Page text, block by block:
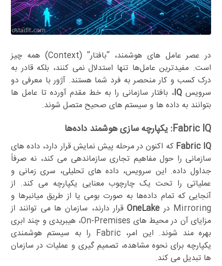
در عصر عامل های هوشمند، “بافتار” (Context) همه چیز
است. مفیدترین عامل‌ها تنها استدلال نمی کنند، بلکه قادر به
درک کسب و کار منحصر به فرد شما هستند. آژور با معرفی دو
سرویس IQ، بافتار سازمانی را به خط مقدم آورده تا عامل ها
بتوانند به داده ها و سیستم های صحیح متصل شوند.
Fabric IQ: یکپارچه سازی هوشمند داده‌ها
Fabric IQ که اکنون در مرحله پیش نمایش قرار دارد، داده های
سازمانی را حول مفاهیم تجاری سازماندهی می کند، نه صرفاً
جداول داده. این سرویس، داده های تحلیلی، سری زمانی و
عملیاتی را تحت یک چارچوب معنایی یکپارچه می کند. از
آنجایی که تمام داده‌ها به صورت بومی یا از طریق میانبرها و
Mirroring در
OneLakeقرار دارند، سازمان ها می توانند از
مزایای آن در محیط های On-Premises، هیبریدی و چند ابری
بهره مند شوند. این امر، Fabric را به سیستم هوشمندی
یکپارچه برای نحوه مشاهده، تصمیم گیری و عملیات در سازمان
ها تبدیل می کند.